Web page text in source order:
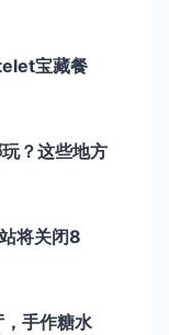
宝藏餐
？这些地方
将关闭8
手作糖水